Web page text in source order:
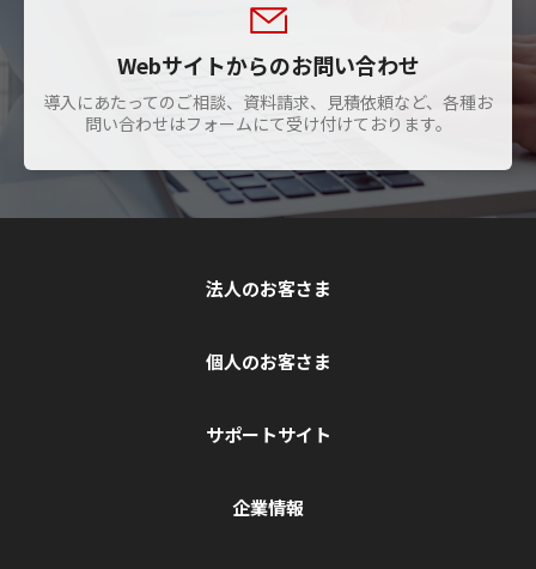
Webサイトからのお問い合わせ
導入にあたってのご相談、資料請求、見積依頼など、各種お
問い合わせはフォームにて受け付けております。
法人のお客さま
個人のお客さま
サポートサイト
企業情報